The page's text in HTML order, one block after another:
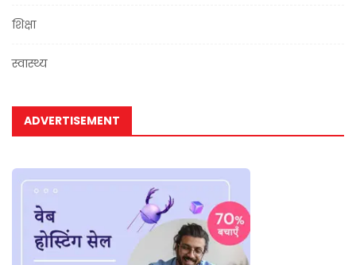
शिक्षा
स्वास्थ्य
ADVERTISEMENT